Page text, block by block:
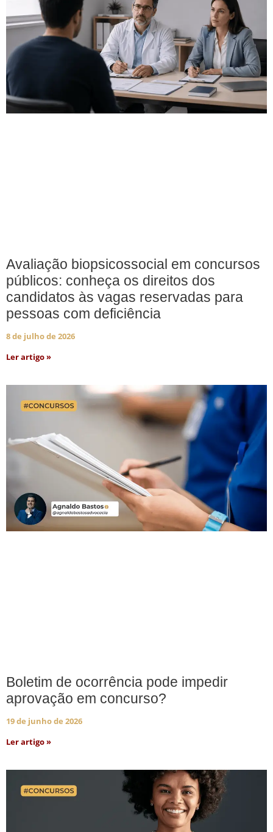
Avaliação biopsicossocial em concursos
públicos: conheça os direitos dos
candidatos às vagas reservadas para
pessoas com deficiência
8 de julho de 2026
Ler artigo »
Boletim de ocorrência pode impedir
aprovação em concurso?
19 de junho de 2026
Ler artigo »